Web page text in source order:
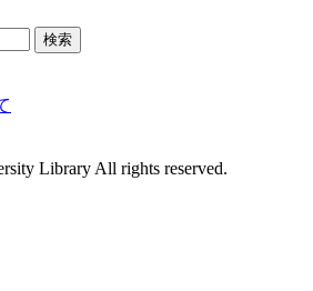
検索
Library All rights reserved.